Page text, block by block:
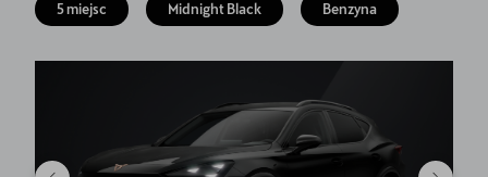
5 lat gwarancji
Oryginalne części zamienne
Kontakt
5 miejsc Midnight Black Benzyna